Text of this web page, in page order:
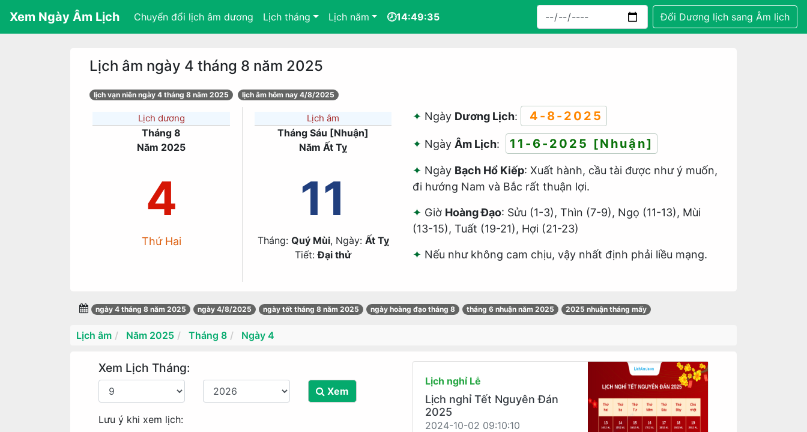
Xem Ngày Âm Lịch Chuyển đổi lịch âm dương Lịch tháng Lịch năm 🕗14:49:35 Đổi Dương lịch sang Âm lịch
Lịch âm ngày 4 tháng 8 năm 2025
lịch vạn niên ngày 4 tháng 8 năm 2025 lịch âm hôm nay 4/8/2025
Lịch dương
Tháng 8
Năm 2025
4
Thứ Hai
Lịch âm
Tháng Sáu [Nhuận]
Năm Ất Tỵ
11
Tháng: Quý Mùi, Ngày: Ất Tỵ
Tiết:Đại thử
Ngày Dương Lịch: 4-8-2025
Ngày Âm Lịch: 11-6-2025 [Nhuận]
Ngày Bạch Hổ Kiếp: Xuất hành, cầu tài được như ý muốn,
đi hướng Nam và Bắc rất thuận lợi.
Giờ Hoàng Đạo: Sửu (1-3), Thìn (7-9), Ngọ (11-13), Mùi
(13-15), Tuất (19-21), Hợi (21-23)
Nếu như không cam chịu, vậy nhất định phải liều mạng.
ngày 4 tháng 8 năm 2025 ngày 4/8/2025 ngày tốt tháng 8 năm 2025 ngày hoàng đạo tháng 8 tháng 6 nhuận năm 2025 2025 nhuận tháng mấy
Lịch âm Năm 2025 Tháng 8 Ngày 4
Xem Lịch Tháng:
Xem
Lưu ý khi xem lịch:
Lịch nghỉ Lễ
Lịch nghỉ Tết Nguyên Đán
2025
2024-10-02 09:10:10